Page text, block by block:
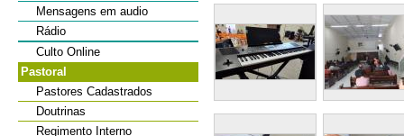
Mensagens em audio
Rádio
Culto Online
Pastoral
Pastores Cadastrados
Doutrinas
Regimento Interno